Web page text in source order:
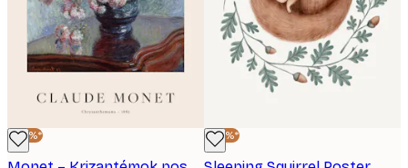
-40%* -40%*